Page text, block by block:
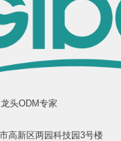
头ODM专家
高新区两园科技园3号楼